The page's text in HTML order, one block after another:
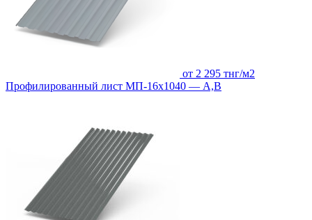
от 2 295 тнг/м2
Профилированный лист МП-16х1040 — А,В